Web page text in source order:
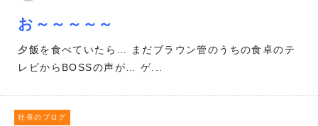
お～～～～～
夕飯を食べていたら… まだブラウン管のうちの食卓のテ
レビからBOSSの声が… ゲ...
社長のブログ